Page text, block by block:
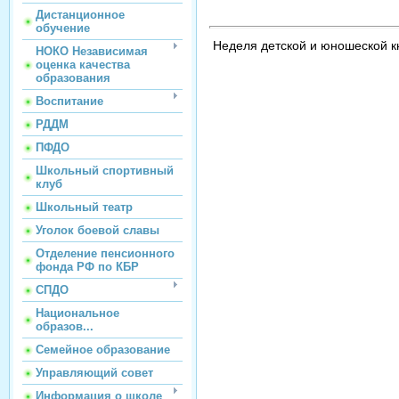
Дистанционное
обучение
НОКО Независимая
оценка качества
образования
Воспитание
РДДМ
ПФДО
Школьный спортивный
клуб
Школьный театр
Уголок боевой славы
Отделение пенсионного
фонда РФ по КБР
СПДО
Национальное
образов...
Семейное образование
Управляющий совет
Информация о школе
Неделя детской и юношеской